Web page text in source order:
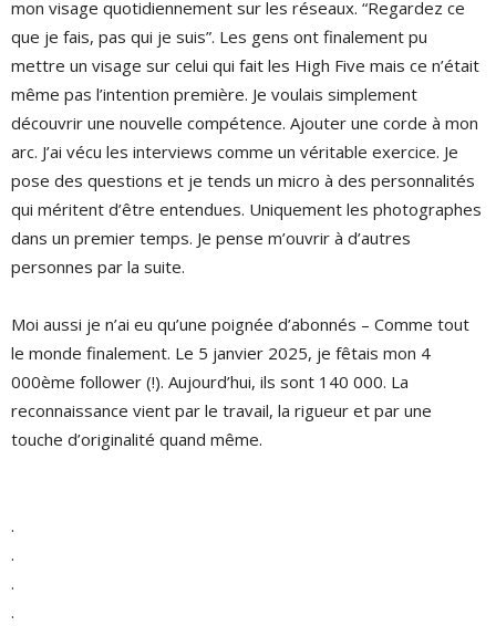
mon visage quotidiennement sur les réseaux. “Regardez ce
que je fais, pas qui je suis”. Les gens ont finalement pu
mettre un visage sur celui qui fait les High Five mais ce n’était
même pas l’intention première. Je voulais simplement
découvrir une nouvelle compétence. Ajouter une corde à mon
arc. J’ai vécu les interviews comme un véritable exercice. Je
pose des questions et je tends un micro à des personnalités
qui méritent d’être entendues. Uniquement les photographes
dans un premier temps. Je pense m’ouvrir à d’autres
personnes par la suite.
Moi aussi je n’ai eu qu’une poignée d’abonnés – Comme tout
le monde finalement. Le 5 janvier 2025, je fêtais mon 4
000ème follower (!). Aujourd’hui, ils sont 140 000. La
reconnaissance vient par le travail, la rigueur et par une
touche d’originalité quand même.
.
.
.
.